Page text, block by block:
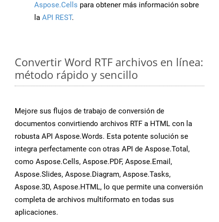
Aspose.Cells para obtener más información sobre
la API REST.
Convertir Word RTF archivos en línea:
método rápido y sencillo
Mejore sus flujos de trabajo de conversión de
documentos convirtiendo archivos RTF a HTML con la
robusta API Aspose.Words. Esta potente solución se
integra perfectamente con otras API de Aspose.Total,
como Aspose.Cells, Aspose.PDF, Aspose.Email,
Aspose.Slides, Aspose.Diagram, Aspose.Tasks,
Aspose.3D, Aspose.HTML, lo que permite una conversión
completa de archivos multiformato en todas sus
aplicaciones.